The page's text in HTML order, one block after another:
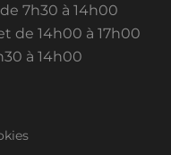
de 7h30 à 14h00
de 14h00 à 17h00
à 14h00